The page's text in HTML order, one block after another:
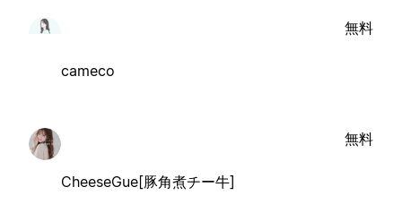
cameco
無料
CheeseGue[豚角煮チー牛]
無料